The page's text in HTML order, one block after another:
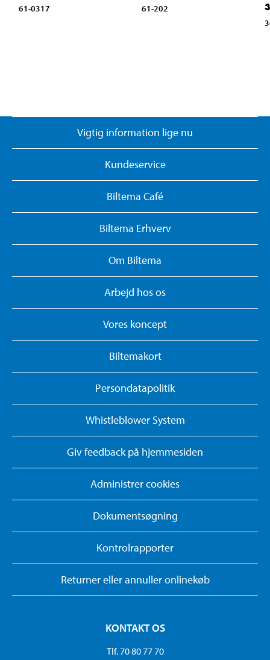
61-0317 61-202
Vigtig information lige nu
Kundeservice
Biltema Café
Biltema Erhverv
Om Biltema
Arbejd hos os
Vores koncept
Biltemakort
Persondatapolitik
Whistleblower System
Giv feedback på hjemmesiden
Administrer cookies
Dokumentsøgning
Kontrolrapporter
Returner eller annuller onlinekøb
KONTAKT OS
Tlf. 70 80 77 70